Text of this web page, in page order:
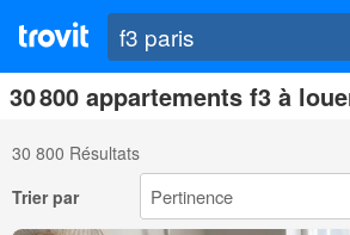
30 800 appartements f3 à
30 800 Résultats
Trier par